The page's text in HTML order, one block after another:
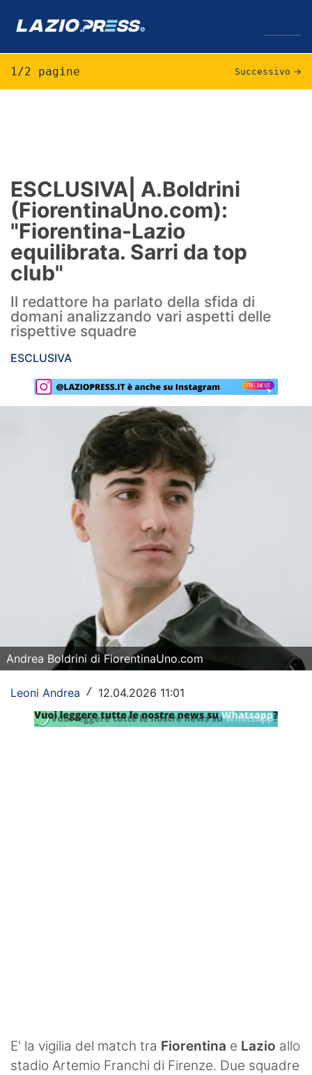
Formello
Infortuni
Primavera
Calciomercato
Lazio Women
Rassegna Lazio
Social
Calcio
Champions League
Europa League
Altri Sport
Formula 1
SHOP LAZIO
Contatti
1/2 pagine Successivo →
ESCLUSIVA| A.Boldrini
(FiorentinaUno.com):
"Fiorentina-Lazio
equilibrata. Sarri da top
club"
Il redattore ha parlato della sfida di
domani analizzando vari aspetti delle
rispettive squadre
ESCLUSIVA
Andrea Boldrini di FiorentinaUno.com
Leoni Andrea / 12.04.2026 11:01
E' la vigilia del match tra Fiorentina e Lazio allo
stadio Artemio Franchi di Firenze. Due squadre